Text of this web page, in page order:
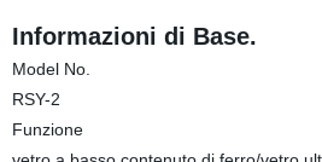
Informazioni di Base.
Model No.
RSY-2
Funzione